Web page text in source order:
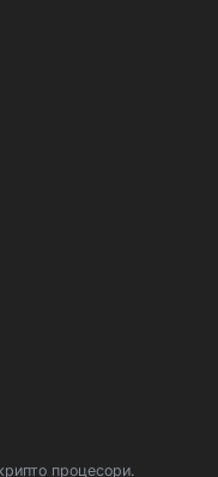
процесори.